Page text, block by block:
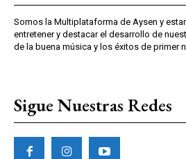
Somos la Multiplataforma de Aysen y
entretener y destacar el desarrollo de
de la buena música y los éxitos de primer
Sigue Nuestras Redes